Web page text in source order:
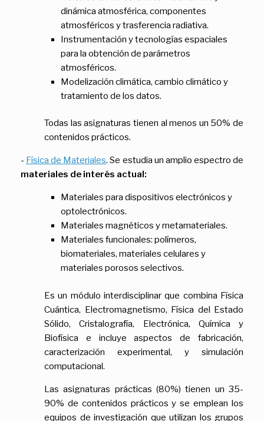
dinámica atmosférica, componentes
atmosféricos y trasferencia radiativa.
Instrumentación y tecnologías espaciales
para la obtención de parámetros
atmosféricos.
Modelización climática, cambio climático y
tratamiento de los datos.
Todas las asignaturas tienen al menos un 50% de
contenidos prácticos.
- Física de Materiales. Se estudia un amplio espectro de
materiales de interés actual:
Materiales para dispositivos electrónicos y
optolectrónicos.
Materiales magnéticos y metamateriales.
Materiales funcionales: polímeros,
biomateriales, materiales celulares y
materiales porosos selectivos.
Es un módulo interdisciplinar que combina Física
Cuántica, Electromagnetismo, Física del Estado
Sólido, Cristalografía, Electrónica, Química y
Biofísica e incluye aspectos de fabricación,
caracterización experimental, y simulación
computacional.
Las asignaturas prácticas (80%) tienen un 35-
90% de contenidos prácticos y se emplean los
equipos de investigación que utilizan los grupos